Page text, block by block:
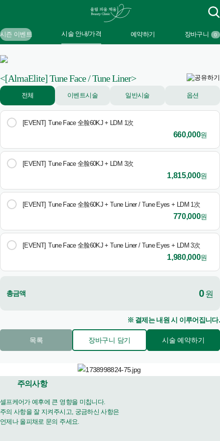
시즌 이벤트 시술 안내/가격 예약하기 장바구니 0
<[AlmaElite] Tune Face / Tune Liner>
전체 이벤트시술 일반시술 옵션
[EVENT] Tune Face 全脸60KJ + LDM 1次
660,000원
[EVENT] Tune Face 全脸60KJ + LDM 3次
1,815,000원
[EVENT] Tune Face 全脸60KJ + Tune Liner / Tune Eyes + LDM 1次
770,000원
[EVENT] Tune Face 全脸60KJ + Tune Liner / Tune Eyes + LDM 3次
1,980,000원
총금액 0원
※ 결제는 내원 시 이루어집니다.
목록 장바구니 담기 시술 예약하기
주의사항
셀프케어가 예후에 큰 영향을 미칩니다.
주의 사항을 잘 지켜주시고, 궁금하신 사항은
언제나 올피채로 문의 주세요.